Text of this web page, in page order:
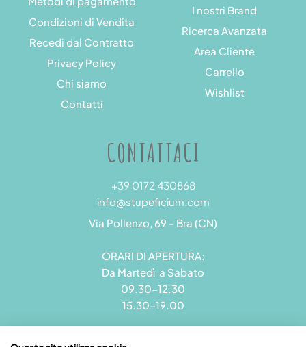
Condizioni di Vendita
Recedi dal Contratto
Privacy Policy
Chi siamo
Contatti
I nostri Brand
Ricerca Avanzata
Area Cliente
Carrello
Wishlist
CONTATTACI
+39 0172 430868
info@stupeficium.com
Via Pollenzo, 69 - Bra (CN)
ORARI DI APERTURA:
Da Martedì a Sabato
09.30-12.30
15.30-19.00